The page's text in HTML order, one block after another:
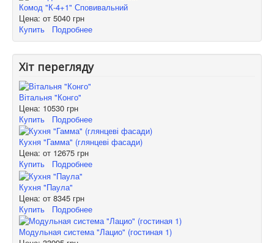
Комод "К-4+1" Сповивальний
Цена: от 5040 грн
Купить
Подробнее
Хіт перегляду
Вітальня "Конго"
Цена: 10530 грн
Купить
Подробнее
Кухня "Гамма" (глянцеві фасади)
Цена: от 12675 грн
Купить
Подробнее
Кухня "Паула"
Цена: от 8345 грн
Купить
Подробнее
Модульная система "Лацио" (гостиная 1)